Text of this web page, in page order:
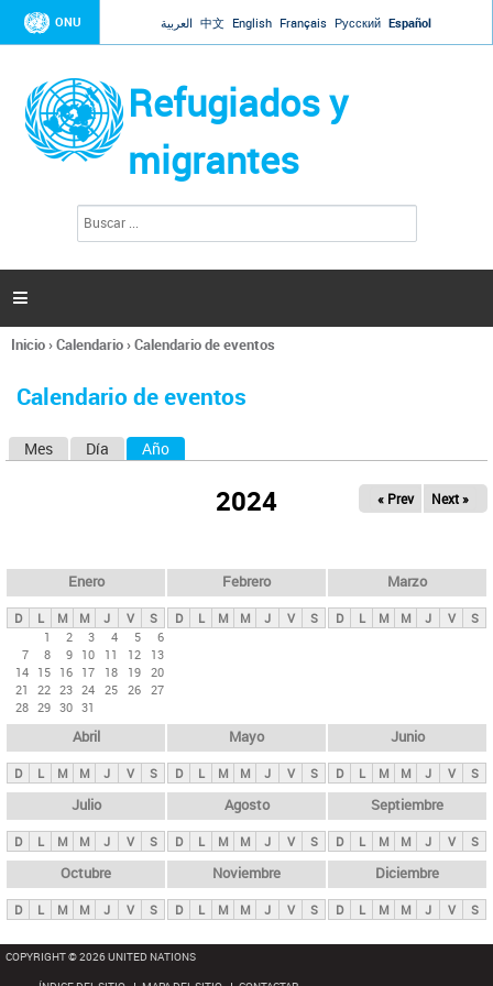
Jump to navigation
ONU العربية 中文 English Français Русский Español
Refugiados y
migrantes
l
d
s

Se
usted
Inicio›Calendario›Calendario de eventos
Calendario de eventos
s
p
n
i
p
a
l
s
Mes Día Año
2024 « Prev Next »
Enero
D L M M J V
S
1
2 3 4 5
6
7
8 9 10 11 12
13
14 15 16 17 18 19 20
21
22 23 24 25 26 27
28 29 30 31
Febrero
D L M M J V S
Marzo
D L M M J V S
Abril
D L M M J V S
Mayo
D L M M J V S
Junio
D L M M J V S
Julio
D L M M J V S
Agosto
D L M M J V S
Septiembre
D L M M J V S
Octubre
D L M M J V S
Noviembre
D L M M J V S
Diciembre
D L M M J V S
COPYRIGHT © 2026 UNITED NATIONS